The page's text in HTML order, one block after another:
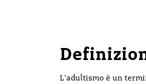
L'adultismo è un